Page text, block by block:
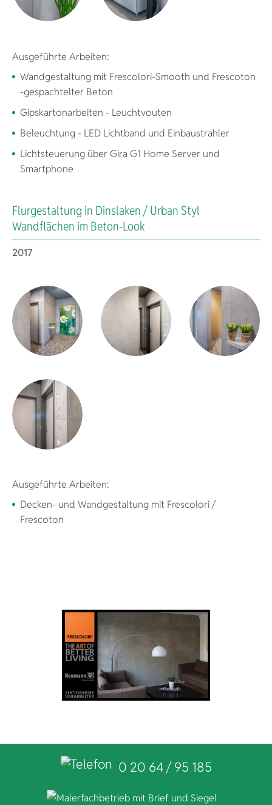
Ausgeführte Arbeiten:
Wandgestaltung mit Frescolori-Smooth und Frescoton
-gespachtelter Beton
Gipskartonarbeiten - Leuchtvouten
Beleuchtung - LED Lichtband und Einbaustrahler
Lichtsteuerung über Gira G1 Home Server und
Smartphone
Flurgestaltung in Dinslaken / Urban Styl
Wandflächen im Beton-Look
2017
Ausgeführte Arbeiten:
Decken- und Wandgestaltung mit Frescolori /
Frescoton
0 20 64 / 95 185